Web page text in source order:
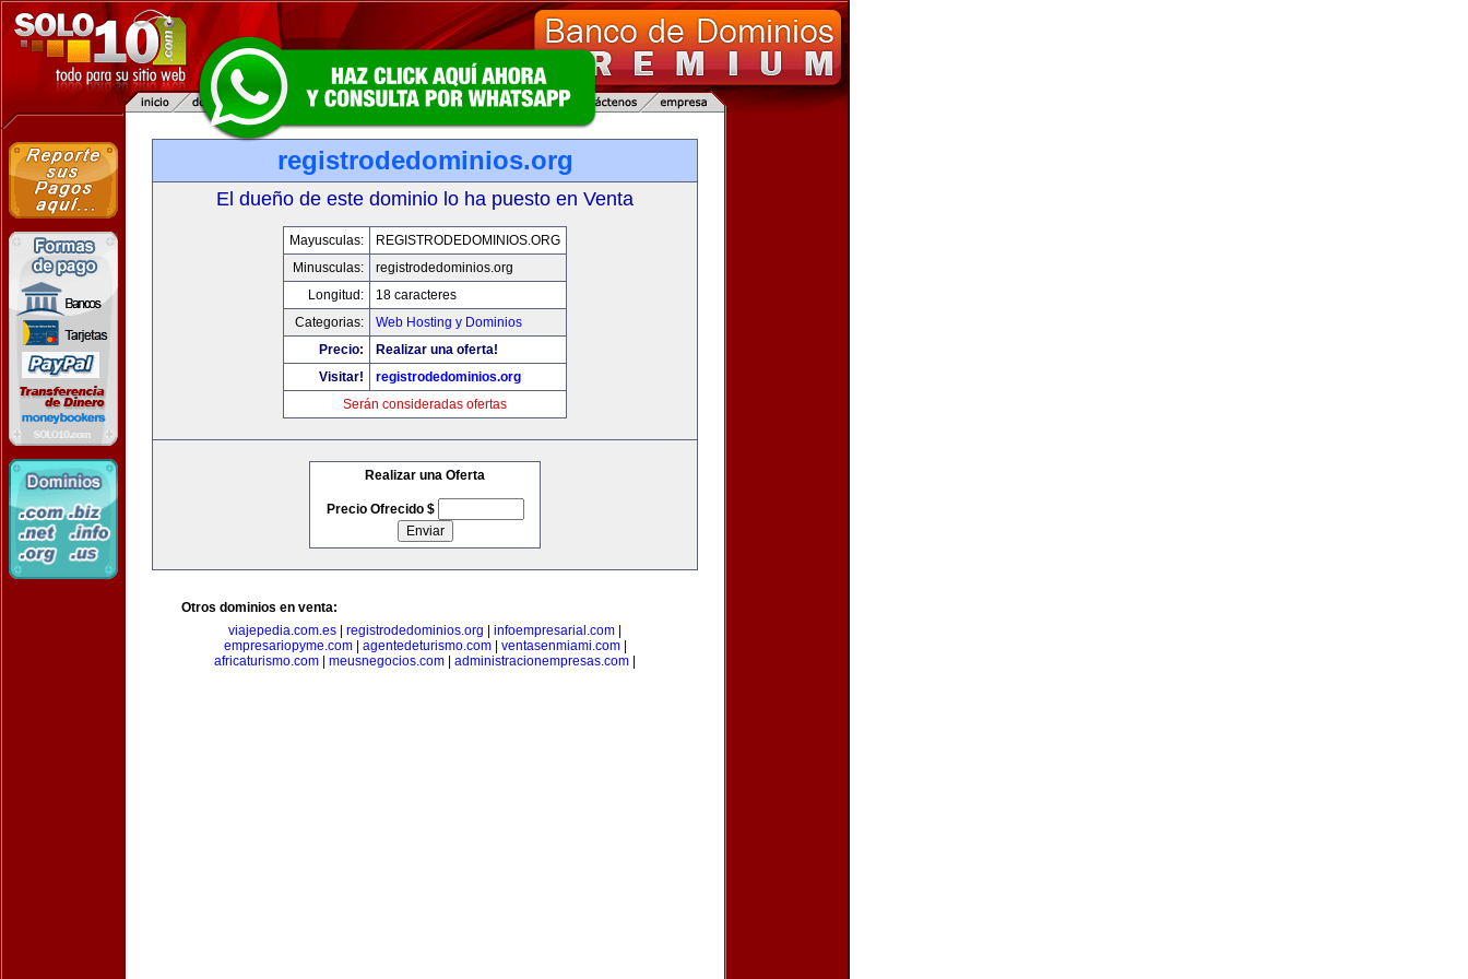
registrodedominios.org
El dueño de este dominio lo ha puesto en Venta
Mayusculas:
REGISTRODEDOMINIOS.ORG
Minusculas:
registrodedominios.org
Longitud:
18 caracteres
Categorias:
Web Hosting y Dominios
Precio:
Realizar una oferta!
Visitar!
registrodedominios.org
Serán consideradas ofertas
Realizar una Oferta
Precio Ofrecido $
Otros dominios en venta:
viajepedia.com.es
registrodedominios.org infoempresarial.com
empresariopyme.com| agentedeturismo.com| ventasenmiami.com|
africaturismo.com
meusnegocios.com administracionempresas.com